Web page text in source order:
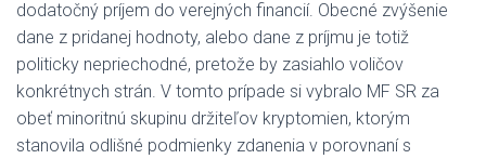
dodatočný príjem do verejných financií. Obecné zvýšenie
dane z pridanej hodnoty, alebo dane z príjmu je totiž
politicky nepriechodné, pretože by zasiahlo voličov
konkrétnych strán. V tomto prípade si vybralo MF SR za
obeť minoritnú skupinu držiteľov kryptomien, ktorým
stanovila odlišné podmienky zdanenia v porovnaní s